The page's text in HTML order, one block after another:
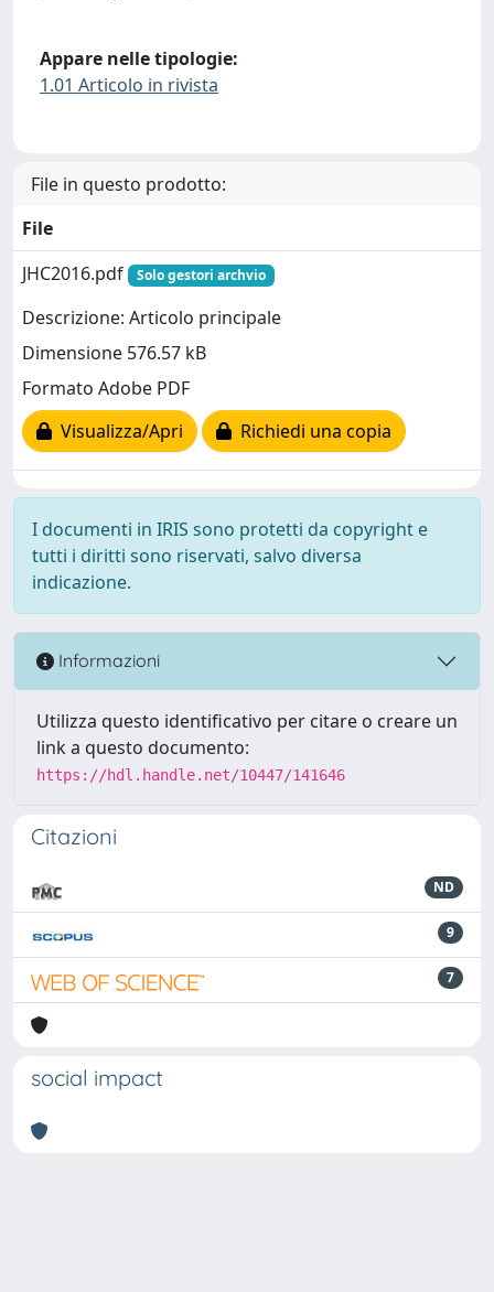
Appare nelle tipologie:
1.01 Articolo in rivista
File in questo prodotto:
File
JHC2016.pdf
Solo gestori archvio
Descrizione: Articolo principale
Dimensione 576.57 kB
Formato Adobe PDF
Visualizza/Apri
Richiedi una copia
I documenti in IRIS sono protetti da copyright e
tutti i diritti sono riservati, salvo diversa
indicazione.
Informazioni
Utilizza questo identificativo per citare o creare un
link a questo documento:
https://hdl.handle.net/10447/141646
Citazioni
ND
9
7
social impact